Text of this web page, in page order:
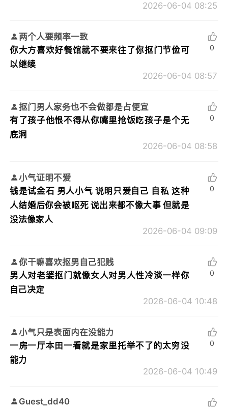
2026-06-04 08:25
两个人要频率一致
你大方喜欢好餐馆就不要来往了你抠门节俭可
以继续
2026-06-04 08:57
0
抠门男人家务也不会做都是占便宜
有了孩子他恨不得从你嘴里抢饭吃孩子是个无
底洞
2026-06-04 08:58
0
小气证明不爱
钱是试金石 男人小气 说明只爱自己 自私 这种
人结婚后你会被呕死 说出来都不像大事 但就是
没法像家人
2026-06-04 09:09
0
你干嘛喜欢抠男自己犯贱
男人对老婆抠门就像女人对男人性冷淡一样你
自己决定
2026-06-04 10:48
0
小气只是表面内在没能力
一房一厅本田一看就是家里托举不了的太穷没
能力
2026-06-04 10:49
0
Guest_dd40